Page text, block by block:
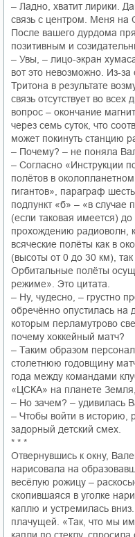
– Ладно, хватит лирики.
связь с центром. Меня
После вашего дурдома
позитивным и
– Увы, – лицо-экран
вот это невозможно. Из-
Тритона в результате
связь отсутствует во
вопрос – окончание
через семь суток, что
может покинуть станцию
– Почему? – не поняла
– Согласно «Инструкции
полётов в
гигантов», параграф
подпункт «б» – «в
(если таковая имеется)
прохождению радиоволн,
всяческие полёты как в
(высоты от 0 до 30 км),
Орбитальные полёты
режиме». Это цитата.
– Ну, чудесно, – грустно
обречённо опустилась на
которым перламутрово
почему хоккейный матч?
– Таким образом
столетнюю годовщину
года между командами
«ЦСКА» на планете
– Но зачем? – удивилась
– Чтобы войти в историю,
задорный детский смех.
* * *
Отвернувшись к окну,
нарисовала на
весёлую рожицу –
скопившаяся в уголке
каплю и устремилась
плачущей. «Так, что мы